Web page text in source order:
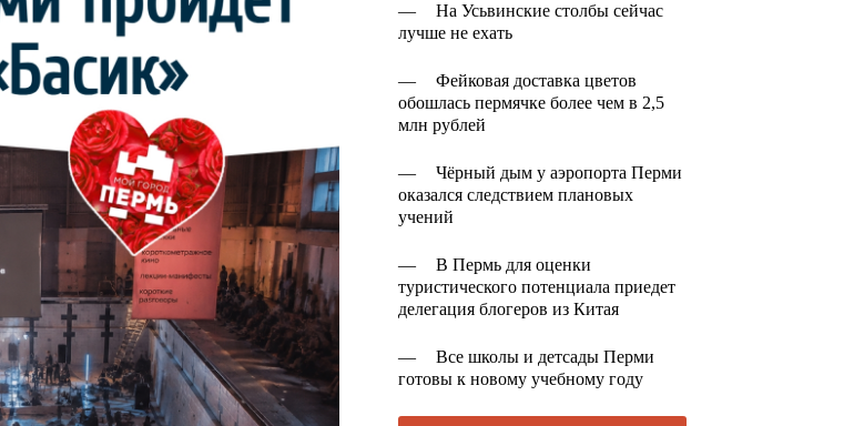
—
На Усьвинские столбы сейчас
лучше не ехать
—
Фейковая доставка цветов
обошлась пермячке более чем в 2,5
млн рублей
—
Чёрный дым у аэропорта Перми
оказался следствием плановых
учений
—
В Пермь для оценки
туристического потенциала приедет
делегация блогеров из Китая
—
Все школы и детсады Перми
готовы к новому учебному году